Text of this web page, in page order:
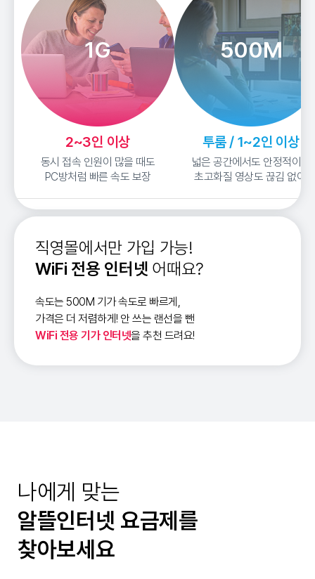
1G
2~3인 이상
동시 접속 인원이 많을 때도
PC방처럼 빠른 속도 보장
500M
투룸 / 1~2인 이상
넓은 공간에서도 안정적이고
초고화질 영상도 끊김 없이!
직영몰에서만 가입 가능!
WiFi 전용 인터넷 어때요?
속도는 500M 기가 속도로 빠르게,
가격은 더 저렴하게! 안 쓰는 랜선을 뺀
WiFi 전용 기가 인터넷을 추천 드려요!
나에게 맞는
알뜰인터넷 요금제를
찾아보세요